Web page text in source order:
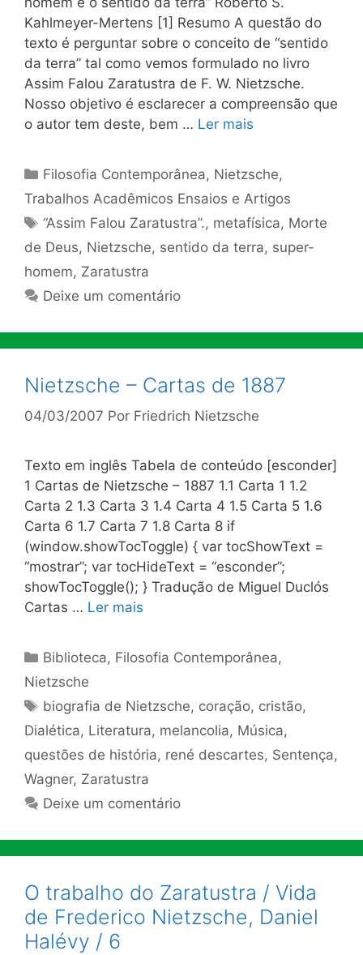
Kahlmeyer-Mertens [1] Resumo A questão do
texto é perguntar sobre o conceito de “sentido
da terra” tal como vemos formulado no livro
Assim Falou Zaratustra de F. W. Nietzsche.
Nosso objetivo é esclarecer a compreensão que
o autor tem deste, bem … Ler mais
Categorias
Filosofia Contemporânea, Nietzsche,
Trabalhos Acadêmicos Ensaios e Artigos
Tags
“Assim Falou Zaratustra”., metafísica, Morte
de Deus, Nietzsche, sentido da terra, super-
homem, Zaratustra
Deixe um comentário
Nietzsche – Cartas de 1887
04/03/2007 Por Friedrich Nietzsche
Texto em inglês Tabela de conteúdo [esconder]
1 Cartas de Nietzsche – 1887 1.1 Carta 1 1.2
Carta 2 1.3 Carta 3 1.4 Carta 4 1.5 Carta 5 1.6
Carta 6 1.7 Carta 7 1.8 Carta 8 if
(window.showTocToggle) { var tocShowText =
“mostrar”; var tocHideText = “esconder”;
showTocToggle(); } Tradução de Miguel Duclós
Cartas … Ler mais
Categorias
Biblioteca, Filosofia Contemporânea,
Nietzsche
Tags
biografia de Nietzsche, coração, cristão,
Dialética, Literatura, melancolia, Música,
questões de história, rené descartes, Sentença,
Wagner, Zaratustra
Deixe um comentário
O trabalho do Zaratustra / Vida
de Frederico Nietzsche, Daniel
Halévy / 6